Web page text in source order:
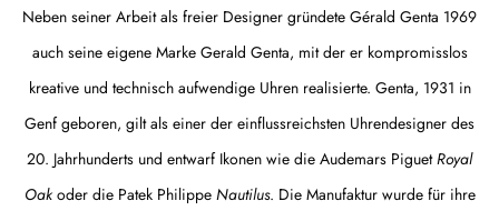
Neben seiner Arbeit als freier Designer gründete Gérald Genta 1969
auch seine eigene Marke Gerald Genta, mit der er kompromisslos
kreative und technisch aufwendige Uhren realisierte. Genta, 1931 in
Genf geboren, gilt als einer der einflussreichsten Uhrendesigner des
20. Jahrhunderts und entwarf Ikonen wie die Audemars PiguetRoyal
Oakoder die Patek Philippe Nautilus. Die Manufaktur wurde für ihre